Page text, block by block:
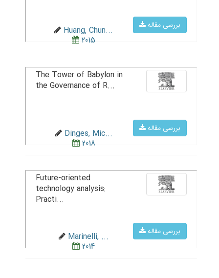
بررسی مقاله
Huang, Chun...
2015
بررسی مقاله
The Tower of Babylon in
the Governance of R...
Dinges, Mic...
2018
بررسی مقاله
Future-oriented
technology analysis:
Practi...
Marinelli, ...
2014